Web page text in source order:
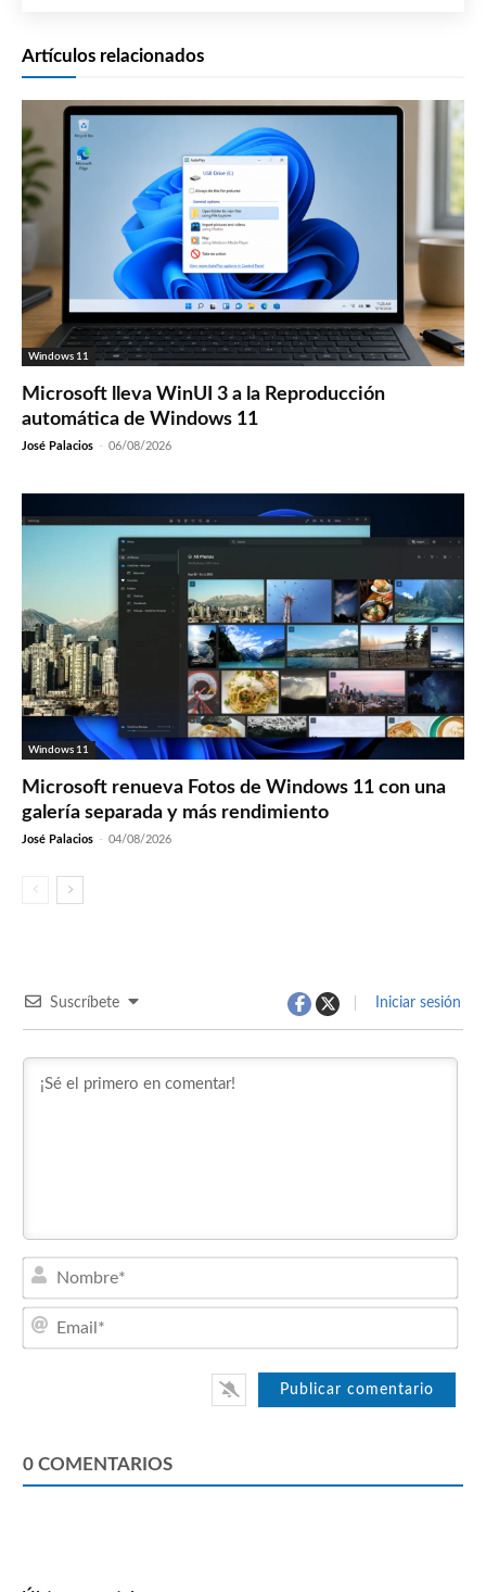
Artículos relacionados
Windows 11
Microsoft lleva WinUI 3 a la Reproducción
automática de Windows 11
José Palacios - 06/08/2026
Windows 11
Microsoft renueva Fotos de Windows 11 con una
galería separada y más rendimiento
José Palacios - 04/08/2026
Suscríbete Iniciar sesión
0 COMENTARIOS